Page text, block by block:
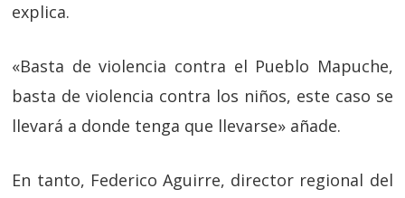
explica.
«Basta de violencia contra el Pueblo Mapuche,
basta de violencia contra los niños, este caso se
llevará a donde tenga que llevarse» añade.
En tanto, Federico Aguirre, director regional del